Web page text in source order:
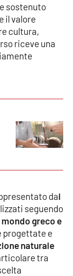
sostenuto
il valore
cultura,
riceve una
dai
seguendo
greco e
progettate e
naturale
tra